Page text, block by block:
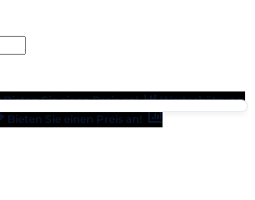
Bieten Sie einen Preis an!
Wertschätzung
Bieten Sie einen Preis an!